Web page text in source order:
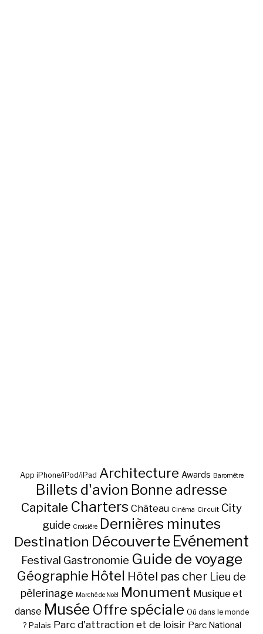
App iPhone/iPod/iPad Architecture Awards Baromètre
Billets d'avion Bonne adresse
Capitale Charters Château Cinéma Circuit City
guide Croisière Dernières minutes
Destination Découverte Evénement
Festival Gastronomie Guide de voyage
Géographie Hôtel Hôtel pas cher Lieu de
pèlerinage Marché de Noël Monument Musique et
danse Musée Offre spéciale Où dans le monde
? Palais Parc d'attraction et de loisir Parc National